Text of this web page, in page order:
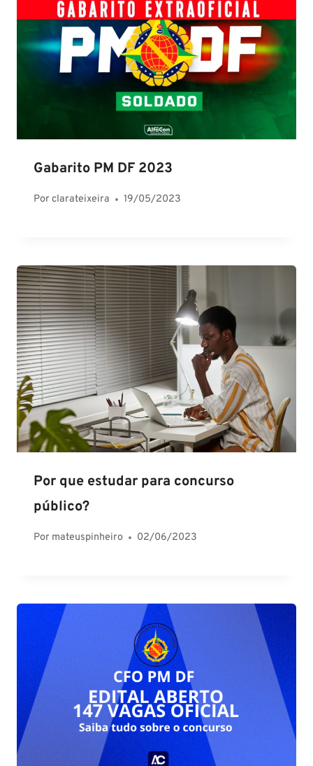
Gabarito PM DF 2023
Porclarateixeira 19/05/2023
Por que estudar para concurso
público?
Por mateuspinheiro 02/06/2023